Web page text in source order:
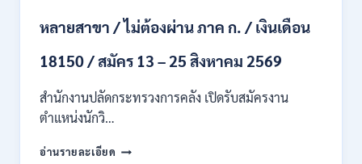
และ
ทุก
อื่นๆ
ผ่าน
หลายสาขา / ไม่ต้องผ่าน ภาค ก. / เงินเดือน
18150 / สมัคร 13 – 25 สิงหาคม 2569
สำนักงานปลัดกระทรวงการคลัง เปิดรับสมัครงาน
ตำแหน่งนักวิ…
อ่านรายละเอียด กระทรวง